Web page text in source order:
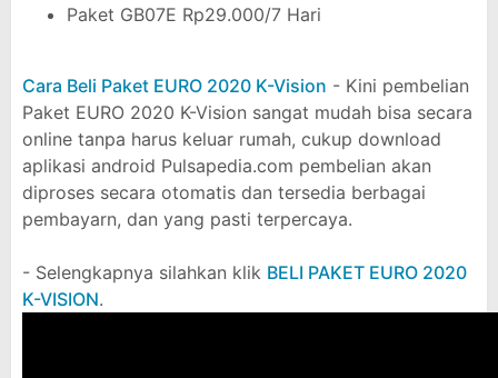
Paket GB07E Rp29.000/7 Hari
Cara Beli Paket EURO 2020 K-Vision - Kini pembelian
Paket EURO 2020 K-Vision sangat mudah bisa secara
online tanpa harus keluar rumah, cukup download
aplikasi android Pulsapedia.com pembelian akan
diproses secara otomatis dan tersedia berbagai
pembayarn, dan yang pasti terpercaya.
- Selengkapnya silahkan klik BELI PAKET EURO 2020
K-VISION.